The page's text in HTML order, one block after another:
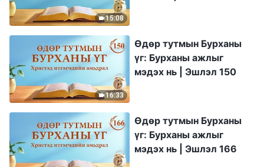
15:08
16:33
Өдөр тутмын Бурханы
үг: Бурханы ажлыг
мэдэх нь | Эшлэл 150
Өдөр тутмын Бурханы
үг: Бурханы ажлыг
мэдэх нь | Эшлэл 166